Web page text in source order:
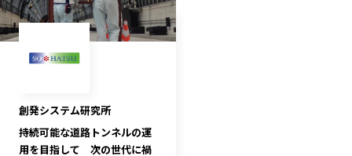
創発システム研究所
持続可能な道路トンネルの運
用を目指して 次の世代に禍